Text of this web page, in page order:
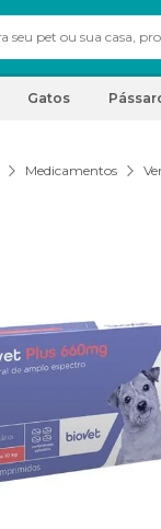
Gatos
Medicamentos